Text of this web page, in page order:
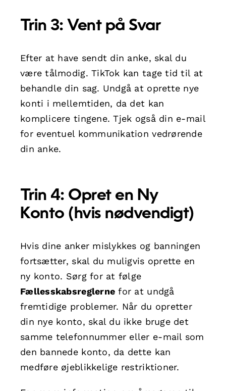
Trin 3: Vent på Svar
Efter at have sendt din anke, skal du
være tålmodig. TikTok kan tage tid til at
behandle din sag. Undgå at oprette nye
konti i mellemtiden, da det kan
komplicere tingene. Tjek også din e-mail
for eventuel kommunikation vedrørende
din anke.
Trin 4: Opret en Ny
Konto (hvis nødvendigt)
Hvis dine anker mislykkes og banningen
fortsætter, skal du muligvis oprette en
ny konto. Sørg for at følge
Fællesskabsreglerne for at undgå
fremtidige problemer. Når du opretter
din nye konto, skal du ikke bruge det
samme telefonnummer eller e-mail som
den bannede konto, da dette kan
medføre øjeblikkelige restriktioner.